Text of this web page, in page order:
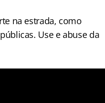
na estrada, como
Use e abuse da